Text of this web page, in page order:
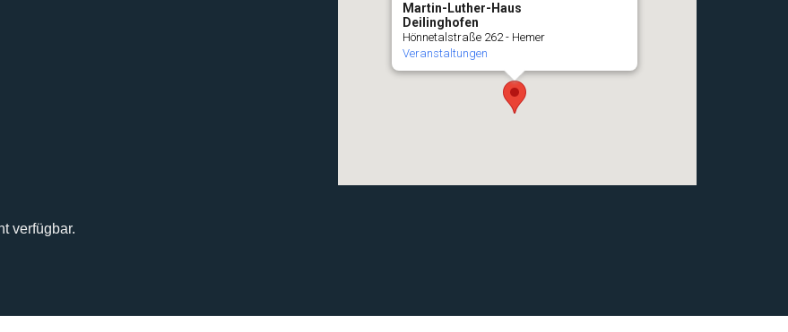
Martin-Luther-Haus
Deilinghofen
Hönnetalstraße 262 - Hemer
Veranstaltungen
verfügbar.